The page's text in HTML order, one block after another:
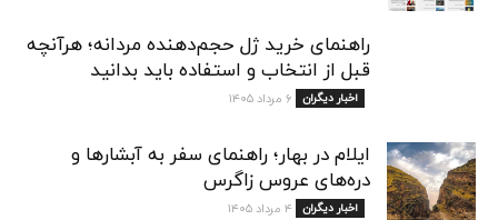
راهنمای خرید ژل حجم‌دهنده مردانه؛ هرآنچه
قبل از انتخاب و استفاده باید بدانید
اخبار دیگران ۶ مرداد ۱۴۰۵
ایلام در بهار؛ راهنمای سفر به آبشارها و
دره‌های عروس زاگرس
اخبار دیگران ۴ مرداد ۱۴۰۵